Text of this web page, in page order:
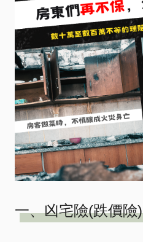
一、凶宅險(跌價險)